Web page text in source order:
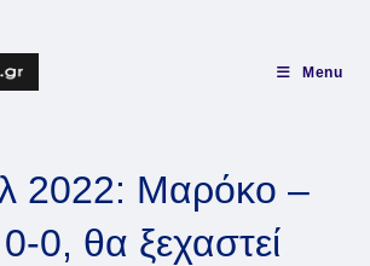
Menu
2022: Μαρόκο –
0, θα ξεχαστεί